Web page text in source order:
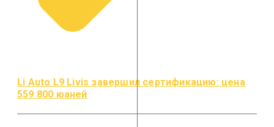
Li Auto L9 Livis завершил сертификацию: цена
559 800 юаней